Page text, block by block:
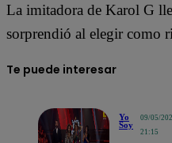
La imitadora de Karol G
sorprendió al elegir como
Te puede interesar
Yo
Soy
09/05/
21:15